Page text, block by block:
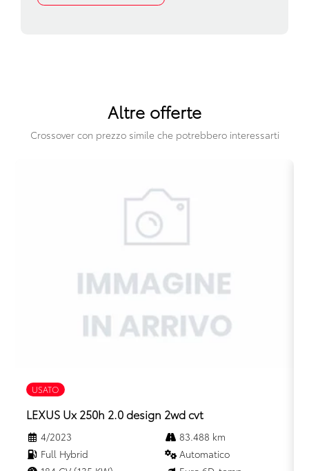
Volante multifunzionale
Altre offerte
Crossover con prezzo simile che potrebbero interessarti
USATO
LEXUS Ux 250h 2.0 design 2wd cvt
4/2023
83.488 km
Full Hybrid
Automatico